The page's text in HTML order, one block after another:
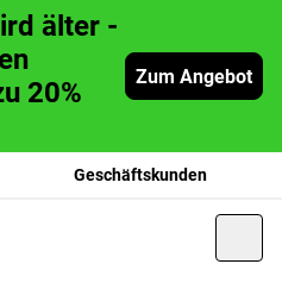
älter -
20%
Zum Angebot
Geschäftskunden